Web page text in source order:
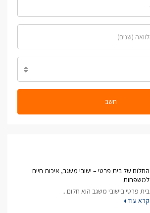
חשב
החלום של בית פרטי – ישובי משגב, איכות חיים
למשפחות
בית פרטי בישובי משגב הוא חלום...
קרא עוד